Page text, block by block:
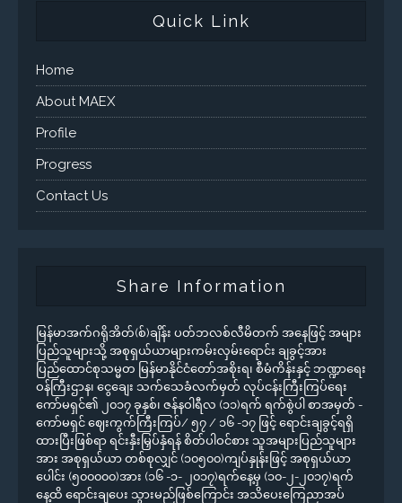
Quick Link
Home
About MAEX
Profile
Progress
Contact Us
Share Information
မြန်မာအက်ဂရိုအိတ်(စ်)ချိန်း ပတ်ဘလစ်လီမိတက် အနေဖြင့် အများ
ပြည်သူများသို့ အစုရှယ်ယာများကမ်းလှမ်းရောင်း ချခွင့်အား
ပြည်ထောင်စုသမ္မတ မြန်မာနိုင်ငံတော်အစိုးရ၊ စီမံကိန်းနှင့် ဘဏ္ဍာရေး
ဝန်ကြီးဌာန၊ ငွေချေး သက်သေခံလက်မှတ် လုပ်ငန်းကြီးကြပ်ရေး
ကော်မရှင်၏ ၂၀၁၇ ခုနှစ်၊ ဇန်နဝါရီလ (၁၁)ရက် ရက်စွဲပါ စာအမှတ် -
ကော်မရှင် ဈေးကွက်ကြီးကြပ်/ ၅၇ / ၁၆ -၁၇ ဖြင့် ရောင်းချခွင့်ရရှိ
ထားပြီးဖြစ်ရာ ရင်းနှီးမြှပ်နှံရန် စိတ်ပါဝင်စား သူအများပြည်သူများ
အား အစုရှယ်ယာ တစ်စုလျှင် (၁၀၅၀၀)ကျပ်နှုန်းဖြင့် အစုရှယ်ယာ
ပေါင်း (၅၀၀၀၀၀)အား (၁၆ -၁- ၂၀၁၇)ရက်နေ့မှ (၁၀-၂-၂၀၁၇)ရက်
နေ့ထိ ရောင်းချပေး သွားမည်ဖြစ်ကြောင်း အသိပေးကြေညာအပ်